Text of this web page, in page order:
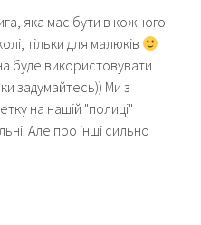
яка має бути в кожного
тільки для малюків
буде використовувати
задумайтесь)) Ми з
на нашій "полиці"
Але про інші сильно